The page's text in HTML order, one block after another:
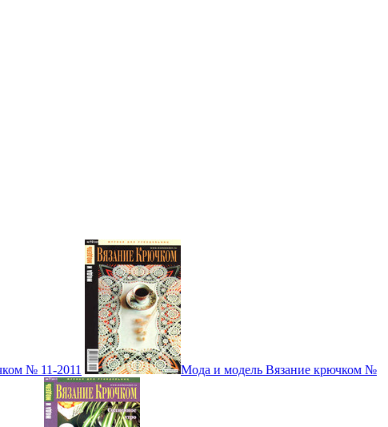
№ 11-2011 Мода и модель Вязание крючком №